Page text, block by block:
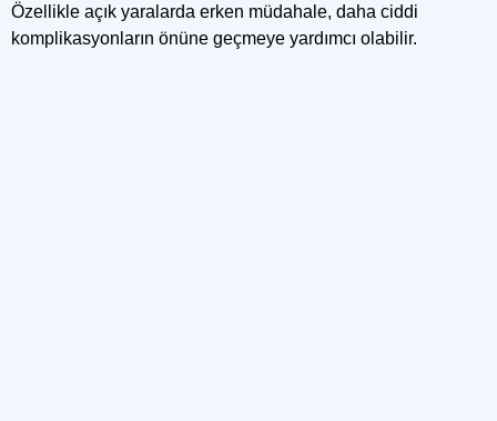
Özellikle açık yaralarda erken müdahale, daha ciddi
komplikasyonların önüne geçmeye yardımcı olabilir.